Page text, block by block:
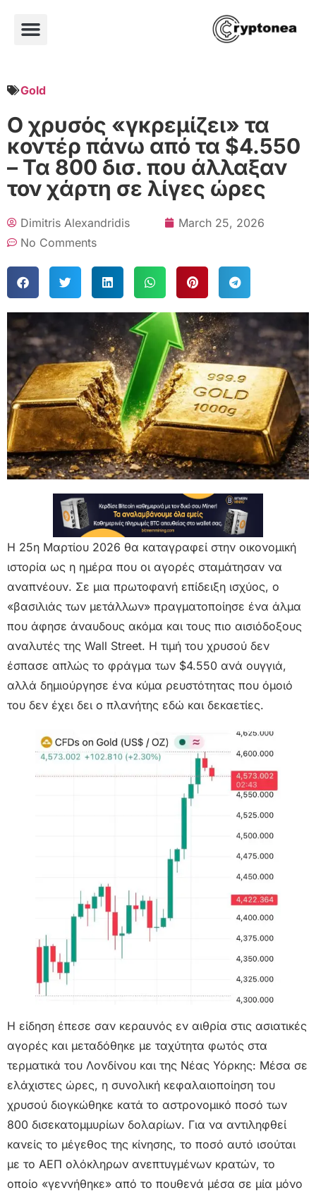
Gold
Ο χρυσός «γκρεμίζει» τα
κοντέρ πάνω από τα $4.550
– Τα 800 δισ. που άλλαξαν
τον χάρτη σε λίγες ώρες
Dimitris Alexandridis
March 25, 2026
No Comments
Η 25η Μαρτίου 2026 θα καταγραφεί στην οικονομική
ιστορία ως η ημέρα που οι αγορές σταμάτησαν να
αναπνέουν. Σε μια πρωτοφανή επίδειξη ισχύος, ο
«βασιλιάς των μετάλλων» πραγματοποίησε ένα άλμα
που άφησε άναυδους ακόμα και τους πιο αισιόδοξους
αναλυτές της Wall Street. Η τιμή του χρυσού δεν
έσπασε απλώς το φράγμα των $4.550 ανά ουγγιά,
αλλά δημιούργησε ένα κύμα ρευστότητας που όμοιό
του δεν έχει δει ο πλανήτης εδώ και δεκαετίες.
Η είδηση έπεσε σαν κεραυνός εν αιθρία στις ασιατικές
αγορές και μεταδόθηκε με ταχύτητα φωτός στα
τερματικά του Λονδίνου και της Νέας Υόρκης: Μέσα σε
ελάχιστες ώρες, η συνολική κεφαλαιοποίηση του
χρυσού διογκώθηκε κατά το αστρονομικό ποσό των
800 δισεκατομμυρίων δολαρίων. Για να αντιληφθεί
κανείς το μέγεθος της κίνησης, το ποσό αυτό ισούται
με το ΑΕΠ ολόκληρων ανεπτυγμένων κρατών, το
οποίο «γεννήθηκε» από το πουθενά μέσα σε μία μόνο